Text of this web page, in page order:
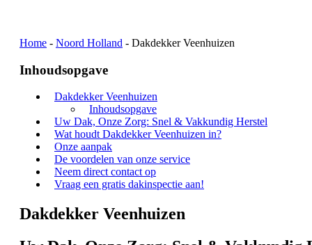
Home - Noord Holland - Dakdekker Veenhuizen
Inhoudsopgave
Dakdekker Veenhuizen
Inhoudsopgave
Uw Dak, Onze Zorg: Snel & Vakkundig Herstel
Wat houdt Dakdekker Veenhuizen in?
Onze aanpak
De voordelen van onze service
Neem direct contact op
Vraag een gratis dakinspectie aan!
Dakdekker Veenhuizen